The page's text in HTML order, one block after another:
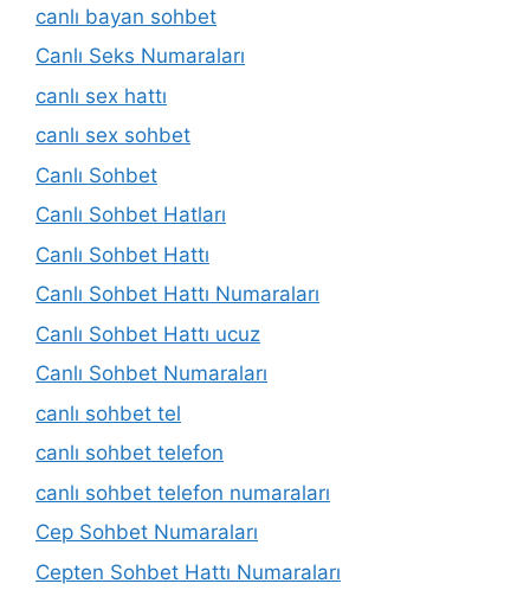
canlı bayan sohbet
Canlı Seks Numaraları
canlı sex hattı
canlı sex sohbet
Canlı Sohbet
Canlı Sohbet Hatları
Canlı Sohbet Hattı
Canlı Sohbet Hattı Numaraları
Canlı Sohbet Hattı ucuz
Canlı Sohbet Numaraları
canlı sohbet tel
canlı sohbet telefon
canlı sohbet telefon numaraları
Cep Sohbet Numaraları
Cepten Sohbet Hattı Numaraları